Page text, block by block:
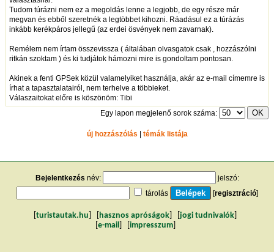
Tudom túrázni nem ez a megoldás lenne a legjobb, de egy része már
megvan és ebből szeretnék a legtöbbet kihozni. Ráadásul ez a túrázás
inkább kerékpáros jellegű (az erdei ösvények nem zavarnak).
Remélem nem írtam összevissza ( általában olvasgatok csak , hozzászólni
ritkán szoktam ) és ki tudjátok hámozni mire is gondoltam pontosan.
Akinek a fenti GPSek közül valamelyiket használja, akár az e-mail címemre is
írhat a tapasztalatairól, nem terhelve a többieket.
Válaszaitokat előre is köszönöm: Tibi
Egy lapon megjelenő sorok száma:
új hozzászólás témák listája
Bejelentkezés név:
jelszó:
tárolás
[regisztráció]
turistautak.hu hasznos apróságok jogi tudnivalók
e-mail impresszum]